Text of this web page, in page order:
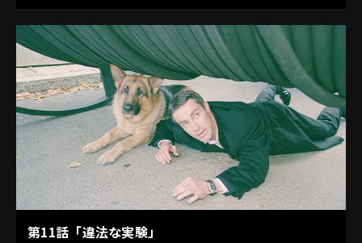
第11話「違法な実験」